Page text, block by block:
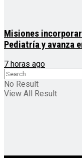
Misiones
Pediatría y avanza
7 horas ago
No Result
View All Result